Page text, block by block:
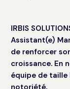
IRBIS
Assistant(e)
de renforcer
croissance. En
équipe de
notoriété.